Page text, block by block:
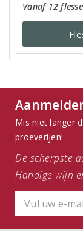
Vanaf 12
Mis niet langer
proeverijen!
De scherpste
Handige wijn